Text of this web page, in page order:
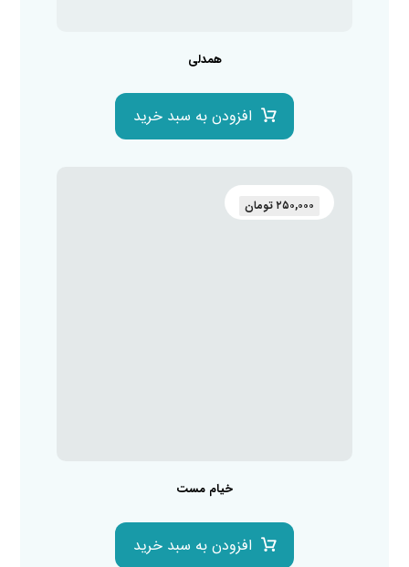
همدلی
افزودن به سبد خرید
خیام مست
۲۵۰,۰۰۰ تومان
افزودن به سبد خرید